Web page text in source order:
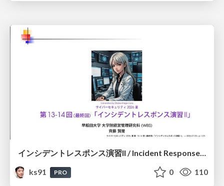
インシデントレスポンス演習II / Incident Response Exercise II
ks91
PRO 0 110